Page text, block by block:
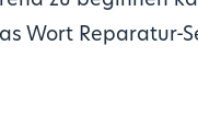
Wort Reparatur-